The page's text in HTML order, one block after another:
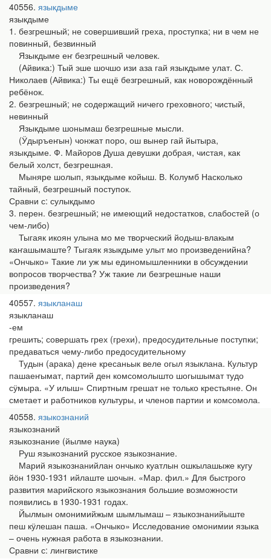
40556 языкдыме
языкдыме
1. безгрешный; не совершивший греха, проступка; ни в чем не
повинный, безвинный
Языкдыме еҥ безгрешный человек.
(Айвика:) Тый эше шочшо изи аза гай языкдыме улат. С.
Николаев (Айвика:) Ты ещё безгрешный, как новорождённый
ребёнок.
2. безгрешный; не содержащий ничего греховного; чистый,
невинный
Языкдыме шонымаш безгрешные мысли.
(Ӱдыръеҥын) чонжат поро, ош вынер гай йытыра,
языкдыме. Ф. Майоров Душа девушки добрая, чистая, как
белый холст, безгрешная.
Мыняре шолып, языкдыме койыш. В. Колумб Насколько
тайный, безгрешный поступок.
Сравни с: сулыкдымо
3. перен. безгрешный; не имеющий недостатков, слабостей (о
чем-либо)
Тыгаяк икоян улына мо ме творческий йодыш-влакым
каҥашымаште? Тыгаяк языкдыме улыт мо произведенийна?
«Ончыко» Такие ли уж мы единомышленники в обсуждении
вопросов творчества? Уж такие ли безгрешные наши
произведения?
40557 языкланаш
языкланаш
-ем
грешить; совершать грех (грехи), предосудительные поступки;
предаваться чему-либо предосудительному
Тудын (арака) дене кресаньык веле огыл языклана. Культур
пашаеҥымат, партий ден комсомолышто шогышымат тудо
сӱмыра. «У илыш» Спиртным грешат не только крестьяне. Он
сметает и работников культуры, и членов партии и комсомола.
40558 языкознаний
языкознаний
языкознание (йылме наука)
Руш языкознаний русское языкознание.
Марий языкознанийлан ончыко куатлын ошкылашыже кугу
йӧн 1930-1931 ийлаште шочын. «Мар. фил.» Для быстрого
развития марийского языкознания большие возможности
появились в 1930-1931 годах.
Йылмын омонимийжым шымлымаш – языкознанийыште
пеш кӱлешан паша. «Ончыко» Исследование омонимии языка
– очень нужная работа в языкознании.
Сравни с: лингвистике